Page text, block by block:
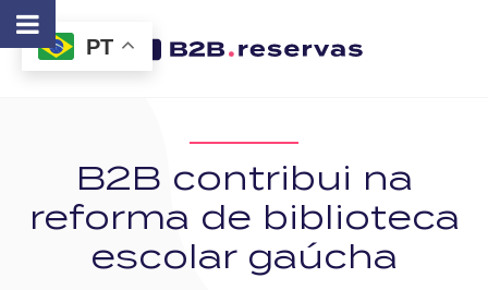
B2B contribui na
reforma de biblioteca
escolar gaúcha
PT